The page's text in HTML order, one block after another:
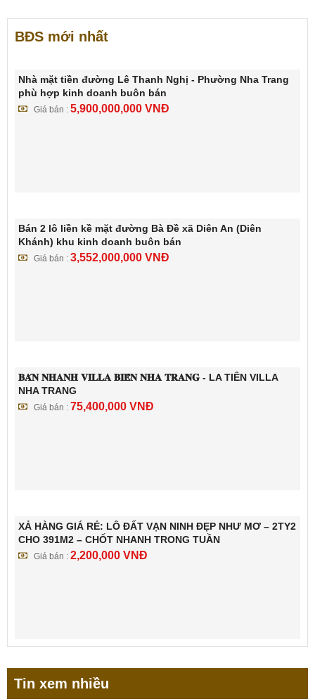
BĐS mới nhất
Nhà mặt tiền đường Lê Thanh Nghị - Phường Nha Trang
phù hợp kinh doanh buôn bán
Giá bán : 5,900,000,000 VNĐ
Bán 2 lô liền kề mặt đường Bà Đề xã Diên An (Diên
Khánh) khu kinh doanh buôn bán
Giá bán : 3,552,000,000 VNĐ
𝐁𝐀́𝐍 𝐍𝐇𝐀𝐍𝐇 𝐕𝐈𝐋𝐋𝐀 𝐁𝐈𝐄̂̉𝐍 𝐍𝐇𝐀 𝐓𝐑𝐀𝐍𝐆 - LA TIÊN VILLA
NHA TRANG
Giá bán : 75,400,000 VNĐ
XẢ HÀNG GIÁ RẺ: LÔ ĐẤT VẠN NINH ĐẸP NHƯ MƠ – 2TY2
CHO 391M2 – CHỐT NHANH TRONG TUẦN
Giá bán : 2,200,000 VNĐ
Tin xem nhiều